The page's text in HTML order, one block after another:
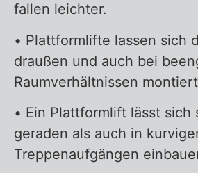
fallen leichter.
• Plattformlifte lassen sich
draußen und auch bei
Raumverhältnissen
• Ein Plattformlift lässt sich
geraden als auch in
Treppenaufgängen